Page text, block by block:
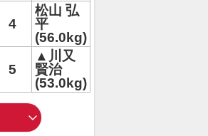
4
松山 弘
平
(56.0kg)
5
▲川又
賢治
(53.0kg)